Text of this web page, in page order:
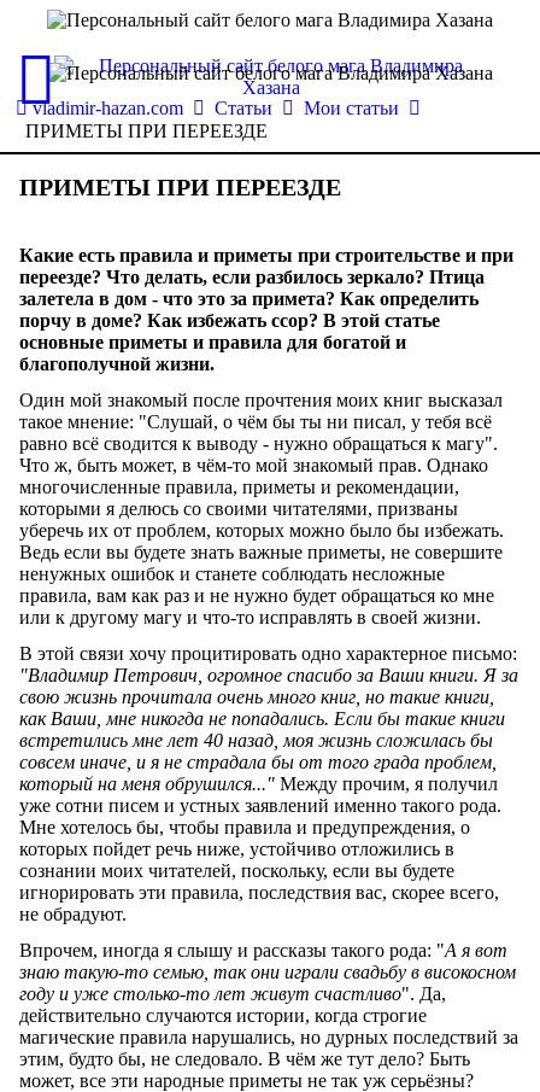
vladimir-hazan.com Статьи
Мои статьи
ПРИМЕТЫ ПРИ ПЕРЕЕЗДЕ
ПРИМЕТЫ ПРИ ПЕРЕЕЗДЕ
Какие есть правила и приметы при строительстве и при
переезде? Что делать, если разбилось зеркало? Птица
залетела в дом - что это за примета? Как определить
порчу в доме? Как избежать ссор? В этой статье
основные приметы и правила для богатой и
благополучной жизни.
Один мой знакомый после прочтения моих книг высказал
такое мнение: "Слушай, о чём бы ты ни писал, у тебя всё
равно всё сводится к выводу - нужно обращаться к магу".
Что ж, быть может, в чём-то мой знакомый прав. Однако
многочисленные правила, приметы и рекомендации,
которыми я делюсь со своими читателями, призваны
уберечь их от проблем, которых можно было бы избежать.
Ведь если вы будете знать важные приметы, не совершите
ненужных ошибок и станете соблюдать несложные
правила, вам как раз и не нужно будет обращаться ко мне
или к другому магу и что-то исправлять в своей жизни.
В этой связи хочу процитировать одно характерное письмо:
"Владимир Петрович, огромное спасибо за Ваши книги. Я за
свою жизнь прочитала очень много книг, но такие книги,
как Ваши, мне никогда не попадались. Если бы такие книги
встретились мне лет 40 назад, моя жизнь сложилась бы
совсем иначе, и я не страдала бы от того града проблем,
который на меня обрушился..." Между прочим, я получил
уже сотни писем и устных заявлений именно такого рода.
Мне хотелось бы, чтобы правила и предупреждения, о
которых пойдет речь ниже, устойчиво отложились в
сознании моих читателей, поскольку, если вы будете
игнорировать эти правила, последствия вас, скорее всего,
не обрадуют.
Впрочем, иногда я слышу и рассказы такого рода: "А я вот
знаю такую-то семью, так они играли свадьбу в високосном
году и уже столько-то лет живут счастливо". Да,
действительно случаются истории, когда строгие
магические правила нарушались, но дурных последствий за
этим, будто бы, не следовало. В чём же тут дело? Быть
может, все эти народные приметы не так уж серьёзны?